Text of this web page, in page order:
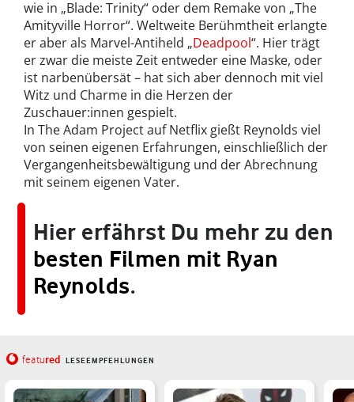
wie in „Blade: Trinity“ oder dem Remake von „The
Amityville Horror“. Weltweite Berühmtheit erlangte
er aber als Marvel-Antiheld „Deadpool“. Hier trägt
er zwar die meiste Zeit entweder eine Maske, oder
ist narbenübersät – hat sich aber dennoch mit viel
Witz und Charme in die Herzen der
Zuschauer:innen gespielt.
In The Adam Project auf Netflix gießt Reynolds viel
von seinen eigenen Erfahrungen, einschließlich der
Vergangenheitsbewältigung und der Abrechnung
mit seinem eigenen Vater.
Hier erfährst Du mehr zu den
besten Filmen mit Ryan
Reynolds.
featured LESEEMPFEHLUNGEN